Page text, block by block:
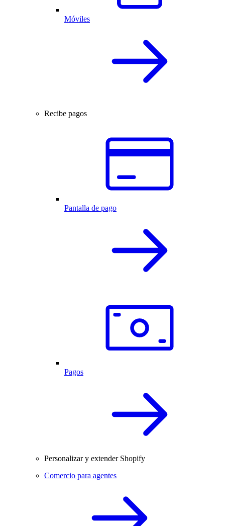
Móviles
Recibe pagos
Pantalla de pago
Pagos
Personalizar y extender Shopify
Comercio para agentes